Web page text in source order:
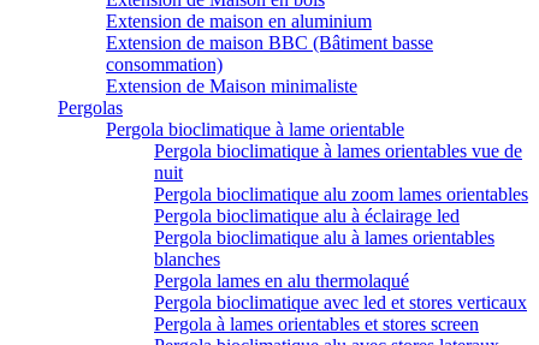
Extension de maison en aluminium
Extension de maison BBC (Bâtiment basse
consommation)
Extension de Maison minimaliste
Pergolas
Pergola bioclimatique à lame orientable
Pergola bioclimatique à lames orientables vue de
nuit
Pergola bioclimatique alu zoom lames orientables
Pergola bioclimatique alu à éclairage led
Pergola bioclimatique alu à lames orientables
blanches
Pergola lames en alu thermolaqué
Pergola bioclimatique avec led et stores verticaux
Pergola à lames orientables et stores screen